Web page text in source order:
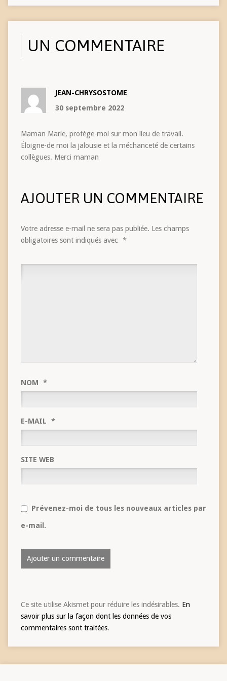
UN COMMENTAIRE
JEAN-CHRYSOSTOME
30 septembre 2022
Maman Marie, protège-moi sur mon lieu de travail.
Éloigne-de moi la jalousie et la méchanceté de certains
collègues. Merci maman
AJOUTER UN COMMENTAIRE
Votre adresse e-mail ne sera pas publiée. Les champs
obligatoires sont indiqués avec *
NOM *
E-MAIL *
SITE WEB
Prévenez-moi de tous les nouveaux articles par
e-mail.
Ce site utilise Akismet pour réduire les indésirables. En
savoir plus sur la façon dont les données de vos
commentaires sont traitées.